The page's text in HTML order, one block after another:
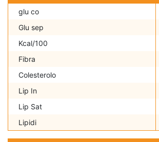
glu co
Glu sep
Kcal/100
Fibra
Colesterolo
Lip In
Lip Sat
Lipidi